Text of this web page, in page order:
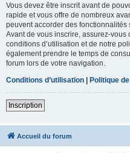
Vous devez être inscrit avant de
rapide et vous offre de nombreux
peuvent accorder des fonctionnalités
Avant de vous inscrire, assurez-vous
conditions d’utilisation et de notre
également prendre le temps de
forum lors de votre navigation.
Conditions d’utilisation | Politique
Inscription
Accueil du forum